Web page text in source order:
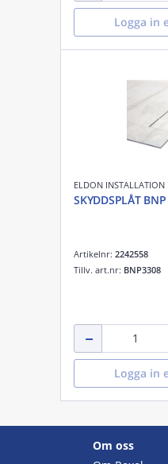
Logga in
ELDON INSTALLATION
SKYDDSPLÅT
Artikelnr: 2242558
Tillv. art.nr: BNP3308
Logga in
Om oss